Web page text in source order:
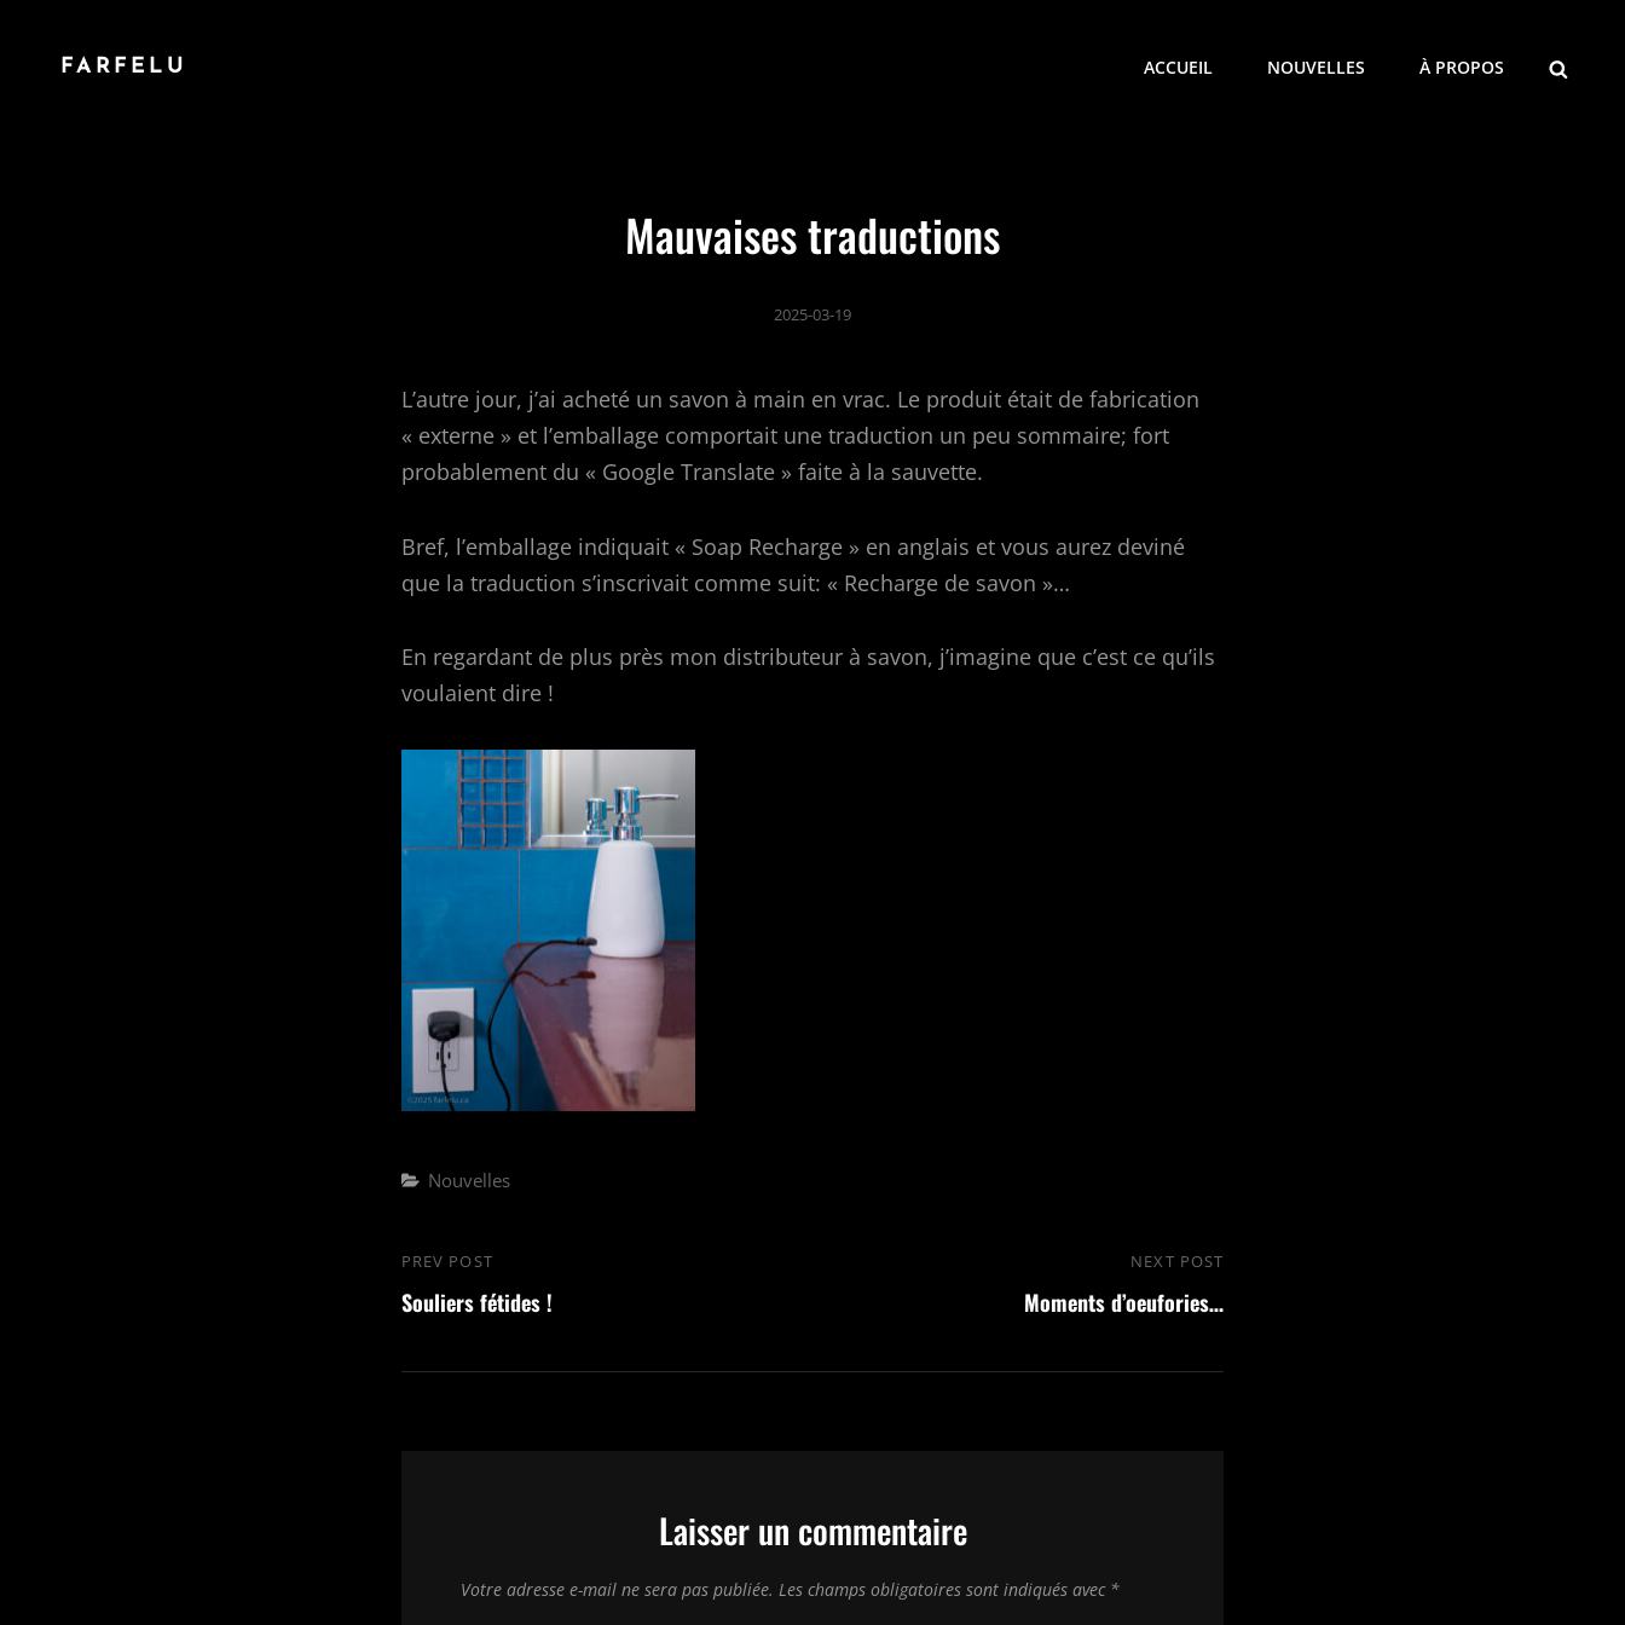
FARFELU ACCUEIL NOUVELLES À PROPOS
Mauvaises traductions
2025-03-19
L’autre jour, j’ai acheté un savon à main en vrac. Le produit était de fabrication
« externe » et l’emballage comportait une traduction un peu sommaire; fort
probablement du « Google Translate » faite à la sauvette.
Bref, l’emballage indiquait « Soap Recharge » en anglais et vous aurez deviné
que la traduction s’inscrivait comme suit: « Recharge de savon »…
En regardant de plus près mon distributeur à savon, j’imagine que c’est ce qu’ils
voulaient dire !
Categories
Nouvelles
Navigation
de
Previous
Post
PREV POST
Souliers fétides !
Post
NEXT POST
Moments d’oeufories…
Laisser un commentaire
Votre adresse e-mail ne sera pas publiée. Les champs obligatoires sont indiqués avec *